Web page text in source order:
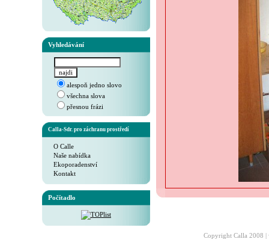
Vyhledávání
alespoň jedno slovo
všechna slova
přesnou frázi
Calla-Sdr. pro záchranu prostředí
O Calle
Naše nabídka
Ekoporadenství
Kontakt
Počítadlo
Copyright Calla 2008 |